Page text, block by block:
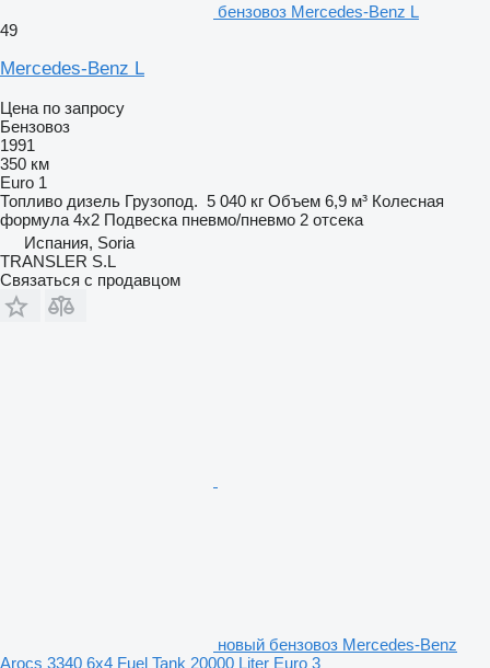
бензовоз Mercedes-Benz L
49
Mercedes-Benz L
Цена по запросу
Бензовоз
1991
350 км
Euro 1
Топливо дизель Грузопод. 5 040 кг Объем 6,9 м³ Колесная
формула 4x2 Подвеска пневмо/пневмо 2 отсека
Испания, Soria
TRANSLER S.L
Связаться с продавцом
новый бензовоз Mercedes-Benz
Arocs 3340 6x4 Fuel Tank 20000 Liter Euro 3